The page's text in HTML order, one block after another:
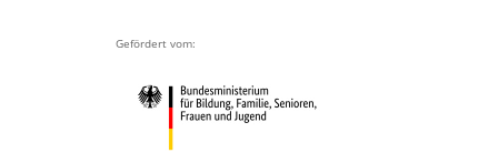
Gefördert vom: